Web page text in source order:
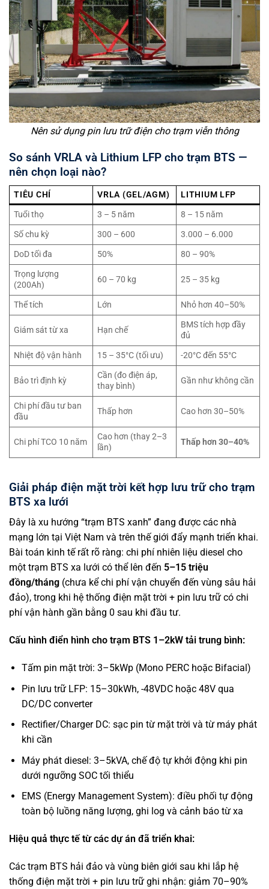
Nên sử dụng pin lưu trữ điện cho trạm viễn thông
So sánh VRLA và Lithium LFP cho trạm BTS —
nên chọn loại nào?
TIÊU CHÍ VRLA (GEL/AGM)
LITHIUM LFP
Tuổi thọ
3 – 5 năm
8 – 15 năm
Số chu kỳ
300 – 600
3.000 – 6.000
DoD tối đa
50%
80 – 90%
Trọng lượng
(200Ah)
60 – 70 kg 25 – 35 kg
Thể tích Lớn Nhỏ hơn 40–50%
Giám sát từ xa Hạn chế
BMS tích hợp đầy
đủ
Nhiệt độ vận hành
15 – 35°C (tối ưu) -20°C đến 55°C
Bảo trì định kỳ
Cần (đo điện áp,
thay bình)
Gần như không cần
Chi phí đầu tư ban
đầu
Thấp hơn Cao hơn 30–50%
Chi phí TCO 10 năm
Cao hơn (thay 2–3
lần)
Thấp hơn 30–40%
Giải pháp điện mặt trời kết hợp lưu trữ cho trạm
BTS xa lưới
Đây là xu hướng “trạm BTS xanh” đang được các nhà
mạng lớn tại Việt Nam và trên thế giới đẩy mạnh triển khai.
Bài toán kinh tế rất rõ ràng: chi phí nhiên liệu diesel cho
một trạm BTS xa lưới có thể lên đến 5–15 triệu
đồng/tháng (chưa kể chi phí vận chuyển đến vùng sâu hải
đảo), trong khi hệ thống điện mặt trời + pin lưu trữ có chi
phí vận hành gần bằng 0 sau khi đầu tư.
Cấu hình điển hình cho trạm BTS 1–2kW tải trung bình:
Tấm pin mặt trời: 3–5kWp (Mono PERC hoặc Bifacial)
Pin lưu trữ LFP: 15–30kWh, -48VDC hoặc 48V qua
DC/DC converter
Rectifier/Charger DC: sạc pin từ mặt trời và từ máy phát
khi cần
Máy phát diesel: 3–5kVA, chế độ tự khởi động khi pin
dưới ngưỡng SOC tối thiểu
EMS (Energy Management System): điều phối tự động
toàn bộ luồng năng lượng, ghi log và cảnh báo từ xa
Hiệu quả thực tế từ các dự án đã triển khai:
Các trạm BTS hải đảo và vùng biên giới sau khi lắp hệ
thống điện mặt trời + pin lưu trữ ghi nhận: giảm 70–90%